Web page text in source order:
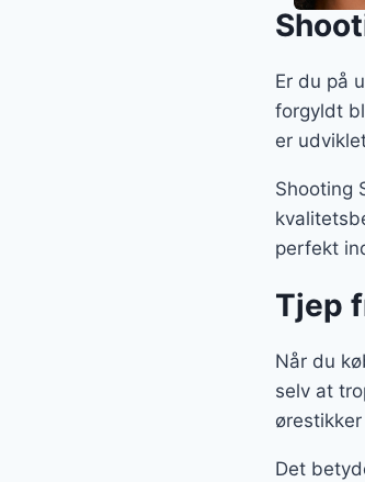
Er du på
forgyldt
er
Shooting
perfekt
Tjep
Når du
selv at
Det